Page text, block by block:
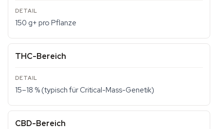
150 g+ pro Pflanze
THC-Bereich
15–18 % (typisch für Critical-Mass-Genetik)
CBD-Bereich